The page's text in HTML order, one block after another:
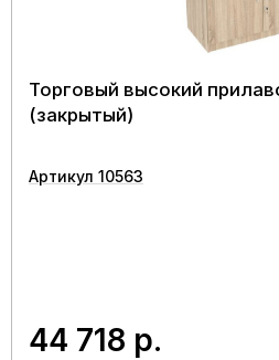
Торговый высокий
(закрытый)
Артикул 10563
44 718 р.